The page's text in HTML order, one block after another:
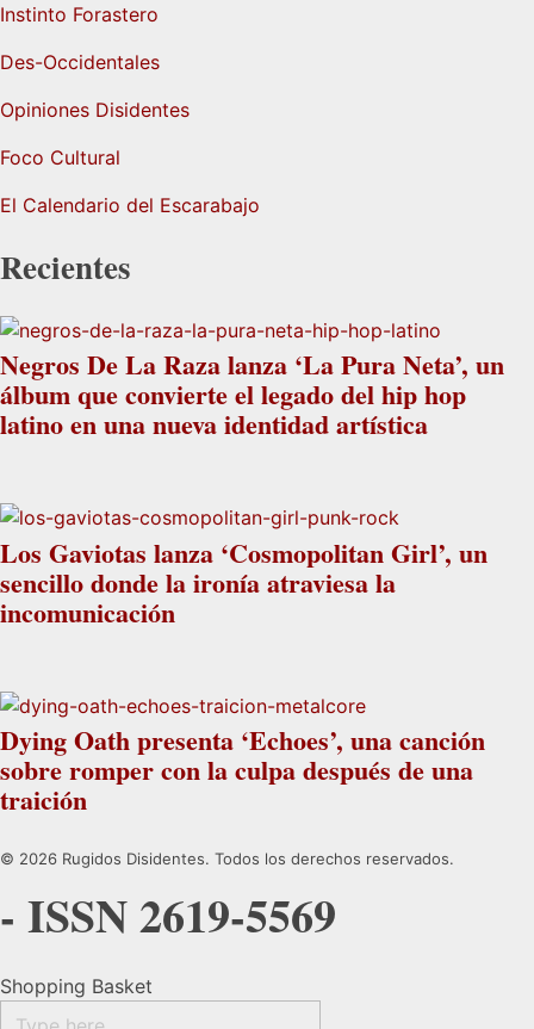
Instinto Forastero
Des-Occidentales
Opiniones Disidentes
Foco Cultural
El Calendario del Escarabajo
Recientes
Negros De La Raza lanza ‘La Pura Neta’, un
álbum que convierte el legado del hip hop
latino en una nueva identidad artística
Los Gaviotas lanza ‘Cosmopolitan Girl’, un
sencillo donde la ironía atraviesa la
incomunicación
Dying Oath presenta ‘Echoes’, una canción
sobre romper con la culpa después de una
traición
© 2026 Rugidos Disidentes. Todos los derechos reservados.
- ISSN 2619-5569
Shopping Basket